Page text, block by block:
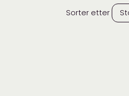
Sorter etter